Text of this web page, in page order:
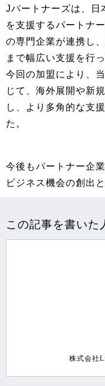
Jパートナーズは、日
を支援するパートナ
の専門企業が連携し
まで幅広い支援を行
今回の加盟により、
じて、海外展開や新
し、より多角的な支
た。
今後もパートナー企
ビジネス機会の創出
この記事を書いた
株式会社